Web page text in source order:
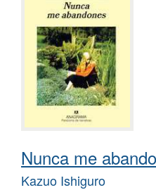
Nunca me
Kazuo Ishiguro